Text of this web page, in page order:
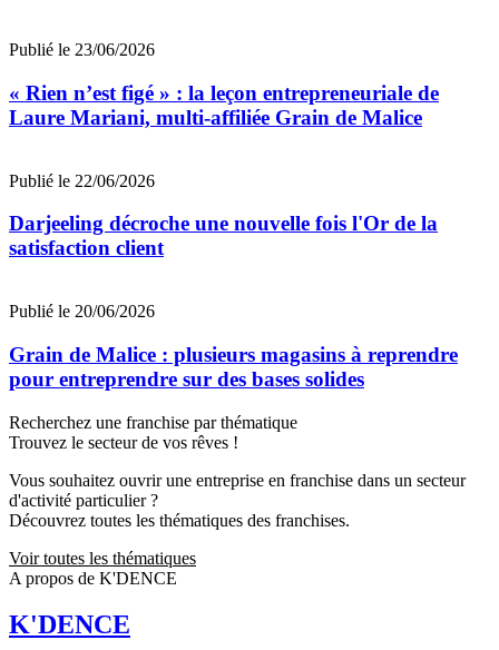
Publié le 23/06/2026
« Rien n’est figé » : la leçon entrepreneuriale de
Laure Mariani, multi-affiliée Grain de Malice
Publié le 22/06/2026
Darjeeling décroche une nouvelle fois l'Or de la
satisfaction client
Publié le 20/06/2026
Grain de Malice : plusieurs magasins à reprendre
pour entreprendre sur des bases solides
Recherchez une franchise par thématique
Trouvez le secteur de vos rêves !
Vous souhaitez ouvrir une entreprise en franchise dans un secteur
d'activité particulier ?
Découvrez toutes les thématiques des franchises.
Voir toutes les thématiques
A propos de K'DENCE
K'DENCE